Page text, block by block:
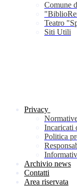
Comune
Teatro
Siti Utili
Privacy
Incaricati
Politica
Archivio news
Contatti
Area riservata